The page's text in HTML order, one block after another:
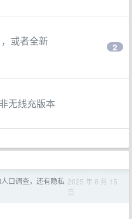
或者全新
2
无线充版本
人口调查，还有隐私 2025 年 8 月 15
日